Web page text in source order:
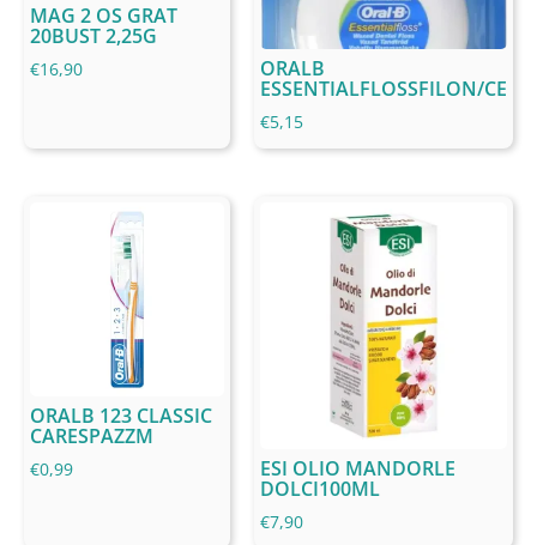
MAG 2 OS GRAT
20BUST 2,25G
€16,90 ORALB
ESSENTIALFLOSSFILON/CE
€5,15
ORALB 123 CLASSIC
CARESPAZZM
€0,99 ESI OLIO MANDORLE
DOLCI100ML
€7,90